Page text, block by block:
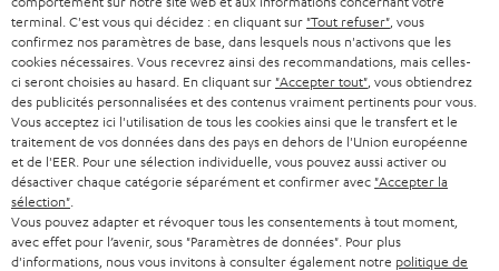
i
o
n
s
r
e
l
a
l
s
c
o
n
a
c
Questions fréquemment posées
Magasin Teufel
Faites l’expérience de nos produits de près et
laissez-vous conseiller personnellement dans nos
magasins.
Vue d’ensemble
terminal. C'est vous qui décidez : en cliquant sur "Tout refuser" , vous
confirmez nos paramètres de base, dans lesquels nous n'activons que les
cookies nécessaires. Vous recevrez ainsi des recommandations, mais celles-
ci seront choisies au hasard. En cliquant sur "Accepter tout" , vous obtiendrez
des publicités personnalisées et des contenus vraiment pertinents pour vous.
Vous acceptez ici l'utilisation de tous les cookies ainsi que le transfert et le
traitement de vos données dans des pays en dehors de l'Union européenne
et de l'EER. Pour une sélection individuelle, vous pouvez aussi activer ou
désactiver chaque catégorie séparément et confirmer avec "Accepter la
sélection"
Vous pouvez adapter et révoquer tous les consentements à tout moment,
avec effet pour l’avenir, sous "Paramètres de données". Pour plus
d'informations, nous vous invitons à consulter également notre politique de